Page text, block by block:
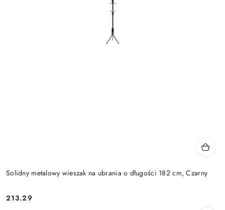
Solidny metalowy wieszak na ubrania o długości 182 cm, Czarny
Cena:
213.29